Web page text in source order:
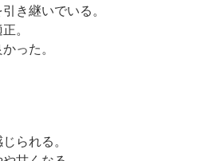
き継いでいる。
。
った。
られる。